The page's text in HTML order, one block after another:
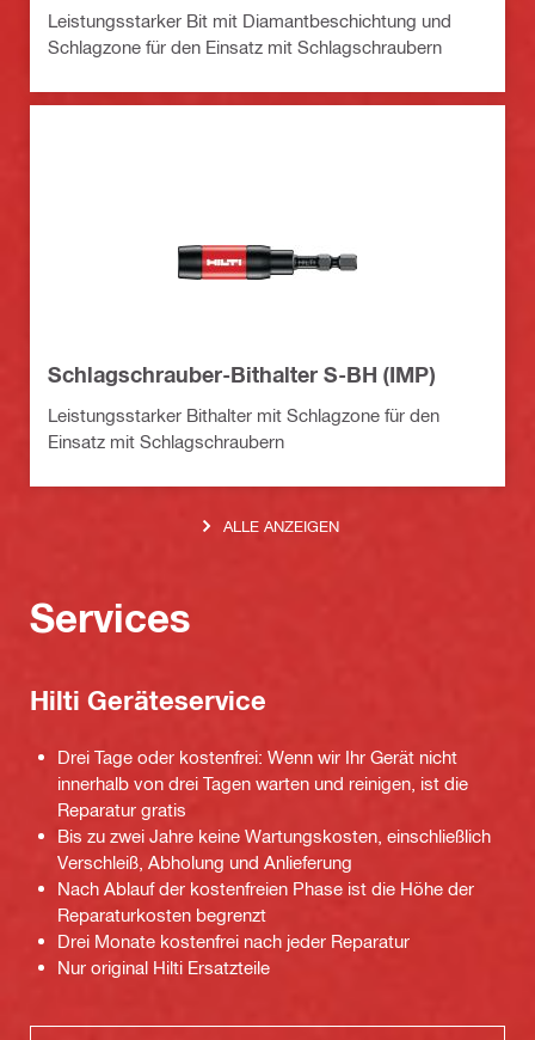
Leistungsstarker Bit mit Diamantbeschichtung und
Schlagzone für den Einsatz mit Schlagschraubern
Schlagschrauber-Bithalter S-BH (IMP)
Leistungsstarker Bithalter mit Schlagzone für den
Einsatz mit Schlagschraubern
ALLE ANZEIGEN
Services
Hilti Geräteservice
Drei Tage oder kostenfrei: Wenn wir Ihr Gerät nicht
innerhalb von drei Tagen warten und reinigen, ist die
Reparatur gratis
Bis zu zwei Jahre keine Wartungskosten, einschließlich
Verschleiß, Abholung und Anlieferung
Nach Ablauf der kostenfreien Phase ist die Höhe der
Reparaturkosten begrenzt
Drei Monate kostenfrei nach jeder Reparatur
Nur original Hilti Ersatzteile